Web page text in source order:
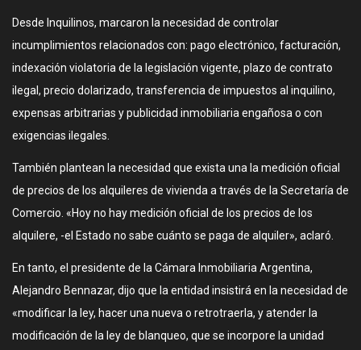
Desde Inquilinos, marcaron la necesidad de controlar
incumplimientos relacionados con: pago electrónico, facturación,
indexación violatoria de la legislación vigente, plazo de contrato
ilegal, precio dolarizado, transferencia de impuestos al inquilino,
expensas arbitrarias y publicidad inmobiliaria engañosa o con
exigencias ilegales.
También plantean la necesidad que exista una la medición oficial
de precios de los alquileres de vivienda a través de la Secretaría de
Comercio. «Hoy no hay medición oficial de los precios de los
alquilere, -el Estado no sabe cuánto se paga de alquiler», aclaró.
En tanto, el presidente de la Cámara Inmobiliaria Argentina,
Alejandro Bennazar, dijo que la entidad insistirá en la necesidad de
«modificar la ley, hacer una nueva o retrotraerla, y atender la
modificación de la ley de blanqueo, que se incorpore la unidad